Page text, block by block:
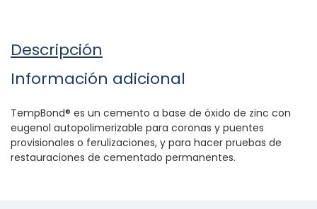
Descripción
Información adicional
TempBond® es un cemento a base de óxido de zinc con
eugenol autopolimerizable para coronas y puentes
provisionales o ferulizaciones, y para hacer pruebas de
restauraciones de cementado permanentes.